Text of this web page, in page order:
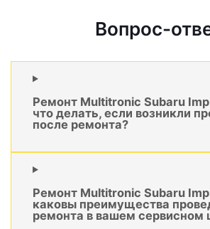
Вопрос-
Ремонт Multitronic Subaru
что делать, если возникли
после ремонта?
Ремонт Multitronic Subaru
каковы преимущества
ремонта в вашем сервисном